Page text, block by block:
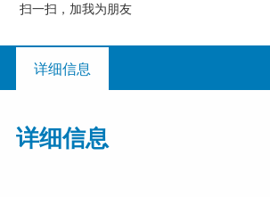
扫一扫，加我为朋友
详细信息
详细信息